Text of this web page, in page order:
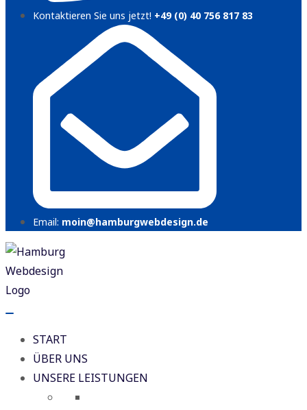
Kontaktieren Sie uns jetzt! +49 (0) 40 756 817 83
Email: moin@hamburgwebdesign.de
START
ÜBER UNS
UNSERE LEISTUNGEN